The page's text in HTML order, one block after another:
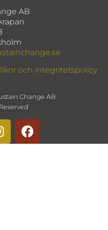
AB
och integritetspolicy
Change AB